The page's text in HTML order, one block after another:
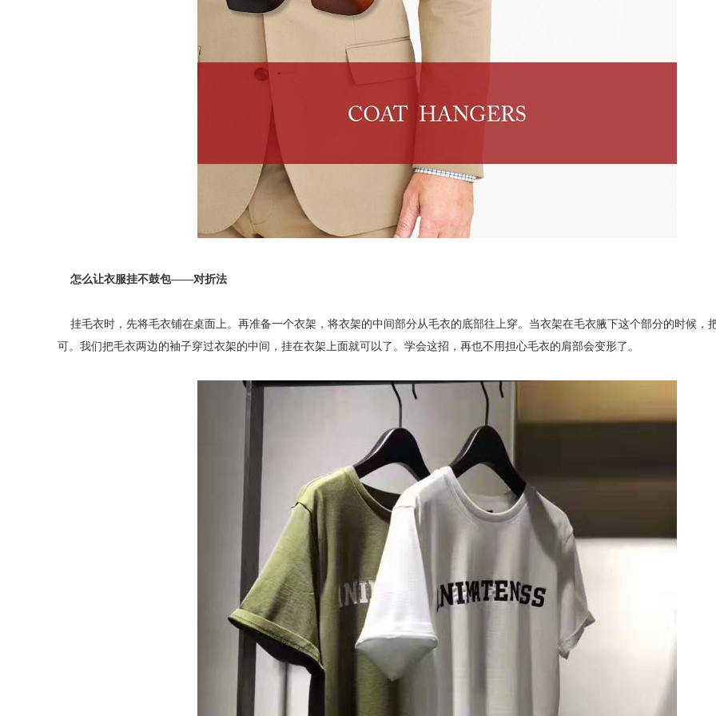
怎么让衣服挂不鼓包——对折法
挂毛衣时，先将毛衣铺在桌面上。再准备一个衣架，将衣架的中间部分从毛衣的底部往上穿。当衣架在毛衣腋下这个部分的时候，
可。我们把毛衣两边的袖子穿过衣架的中间，挂在衣架上面就可以了。学会这招，再也不用担心毛衣的肩部会变形了。